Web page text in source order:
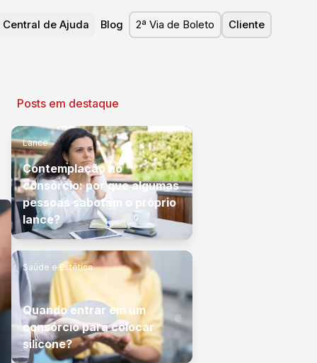
Central de Ajuda Blog 2ª Via de Boleto Cliente
Posts em destaque
Lance
Contemplação no
consórcio: por que algumas
pessoas sabotam o próprio
lance?
Saúde e Estética
Quando entrar em um
consórcio para colocar
silicone?